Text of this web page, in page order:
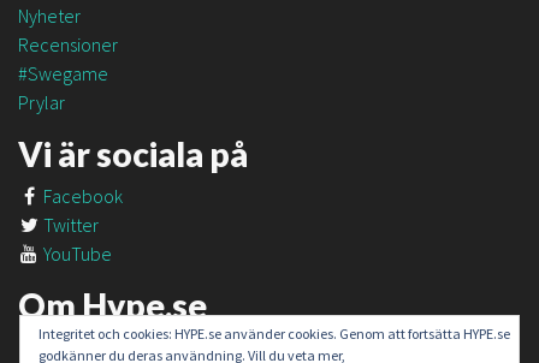
Nyheter
Recensioner
#Swegame
Prylar
Vi är sociala på
Facebook
Twitter
YouTube
Om Hype.se
Om oss
Integritet och cookies: HYPE.se använder cookies. Genom att fortsätta HYPE.se
godkänner du deras användning. Vill du veta mer,